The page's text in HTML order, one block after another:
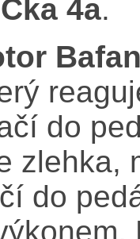
4a.
do
zlehka,
do